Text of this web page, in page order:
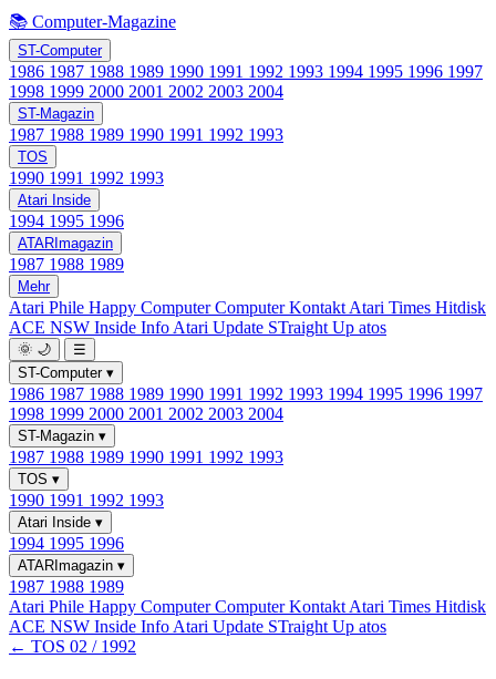
📚 Computer-Magazine
ST-Computer
1986 1987 1988 1989 1990 1991 1992 1993 1994 1995 1996 1997
1998 1999 2000 2001 2002 2003 2004
ST-Magazin
1987 1988 1989 1990 1991 1992 1993
TOS
1990 1991 1992 1993
Atari Inside
1994 1995 1996
ATARImagazin
1987 1988 1989
Mehr
Atari Phile Happy ComputerComputer Kontakt Atari Times Hitdisk
ACE NSW Inside Info Atari Update STraight Up atos
🌞 🌙
☰
ST-Computer ▾
1986 1987 1988 1989 1990 1991 1992 1993 1994 1995 1996 1997
1998 1999 2000 2001 2002 2003 2004
ST-Magazin ▾
1987 1988 1989 1990 1991 1992 1993
TOS ▾
1990 1991 1992 1993
Atari Inside ▾
1994 1995 1996
ATARImagazin ▾
1987 1988 1989
Atari Phile Happy ComputerComputer Kontakt Atari Times Hitdisk
ACE NSW Inside Info Atari Update STraight Up atos
← TOS 02 / 1992